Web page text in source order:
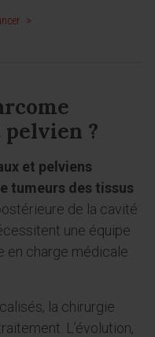
>
?
et pelviens
tumeurs des tissus
de la cavité
une équipe
en charge médicale
la chirurgie
L’évolution,